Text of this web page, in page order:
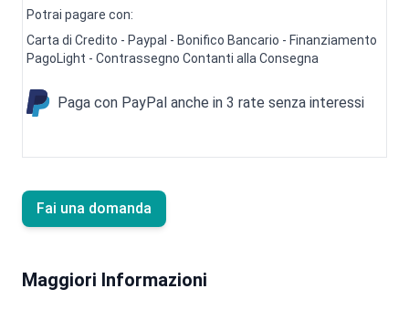
Potrai pagare con:
Carta di Credito - Paypal - Bonifico Bancario - Finanziamento
PagoLight - Contrassegno Contanti alla Consegna
Paga con PayPal anche in 3 rate senza interessi
Fai una domanda
Maggiori Informazioni